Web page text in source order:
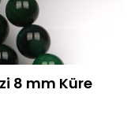
8 mm Küre